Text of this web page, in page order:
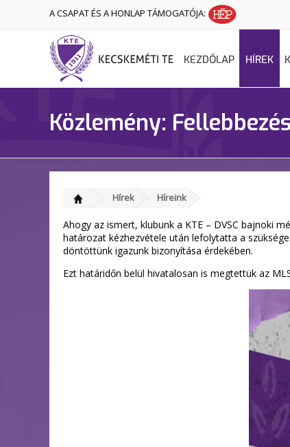
A CSAPAT ÉS A HONLAP TÁMOGATÓJA:
KEZDŐLAP HÍREK
Közlemény:
Hírek Híreink
Ahogy az ismert, klubunk a KTE – DVSC bajnoki
határozat kézhezvétele után lefolytatta a
döntöttünk igazunk bizonyítása érdekében.
Ezt határidőn belül hivatalosan is megtettük az